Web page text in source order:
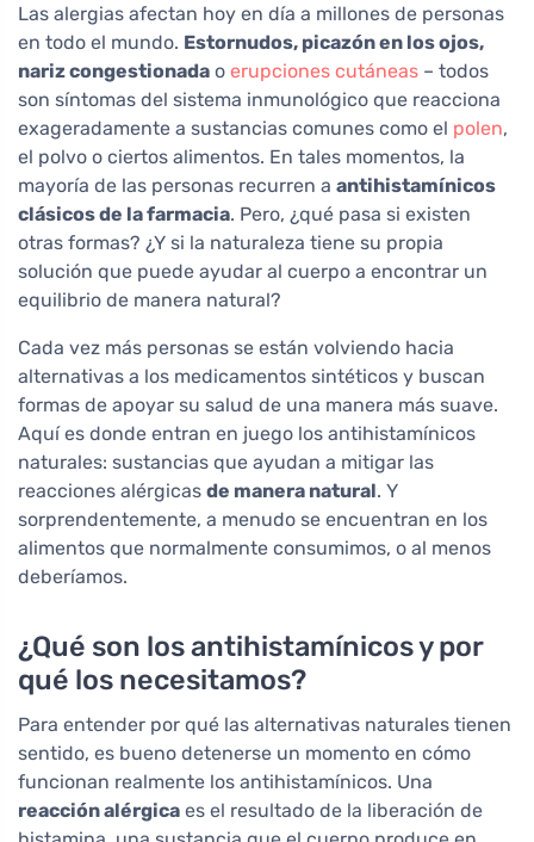
Las alergias afectan hoy en día a millones de personas
en todo el mundo. Estornudos, picazón en los ojos,
nariz congestionada o erupciones cutáneas – todos
son síntomas del sistema inmunológico que reacciona
exageradamente a sustancias comunes como el polen,
el polvo o ciertos alimentos. En tales momentos, la
mayoría de las personas recurren a antihistamínicos
clásicos de la farmacia. Pero, ¿qué pasa si existen
otras formas? ¿Y si la naturaleza tiene su propia
solución que puede ayudar al cuerpo a encontrar un
equilibrio de manera natural?
Cada vez más personas se están volviendo hacia
alternativas a los medicamentos sintéticos y buscan
formas de apoyar su salud de una manera más suave.
Aquí es donde entran en juego los antihistamínicos
naturales: sustancias que ayudan a mitigar las
reacciones alérgicas de manera natural. Y
sorprendentemente, a menudo se encuentran en los
alimentos que normalmente consumimos, o al menos
deberíamos.
¿Qué son los antihistamínicos y por
qué los necesitamos?
Para entender por qué las alternativas naturales tienen
sentido, es bueno detenerse un momento en cómo
funcionan realmente los antihistamínicos. Una
reacción alérgica es el resultado de la liberación de